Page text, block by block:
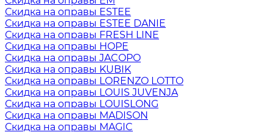
Скидка на оправы ESTEE
Скидка на оправы ESTEE DANIE
Скидка на оправы FRESH LINE
Скидка на оправы HOPE
Скидка на оправы JACOPO
Скидка на оправы KUBIK
Скидка на оправы LORENZO LOTTO
Скидка на оправы LOUIS JUVENJA
Скидка на оправы LOUISLONG
Скидка на оправы MADISON
Скидка на оправы MAGIC